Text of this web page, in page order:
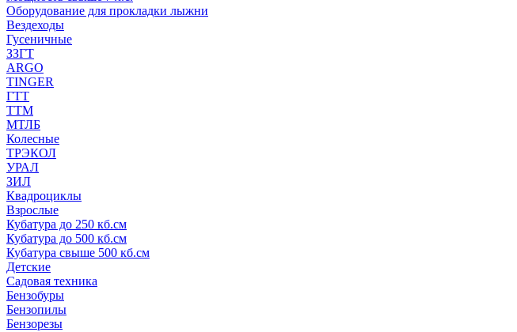
Оборудование для прокладки лыжни
Вездеходы
Гусеничные
ЗЗГТ
ARGO
TINGER
ГТТ
ТТМ
МТЛБ
Колесные
ТРЭКОЛ
УРАЛ
ЗИЛ
Квадроциклы
Взрослые
Кубатура до 250 кб.см
Кубатура до 500 кб.см
Кубатура свыше 500 кб.см
Детские
Садовая техника
Бензобуры
Бензопилы
Бензорезы